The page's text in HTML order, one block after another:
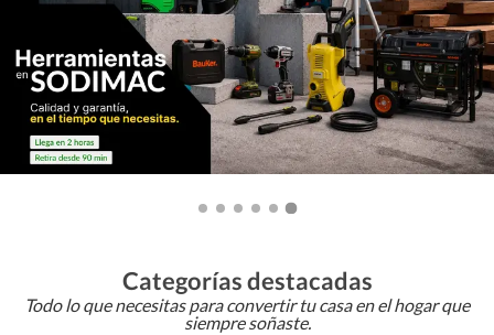
Categorías destacadas
Todo lo que necesitas para convertir tu casa en el hogar que
siempre soñaste.